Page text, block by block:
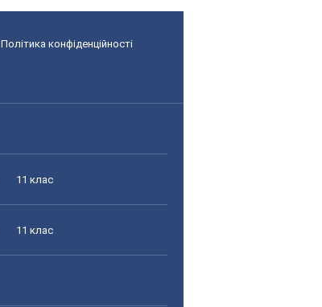
Політика конфіденційності
11 клас
11 клас